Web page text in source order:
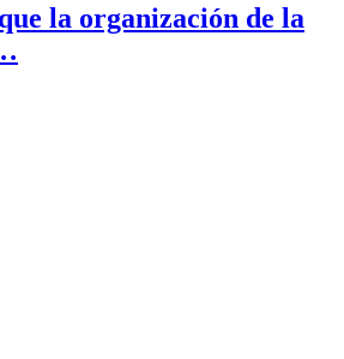
la organización de la